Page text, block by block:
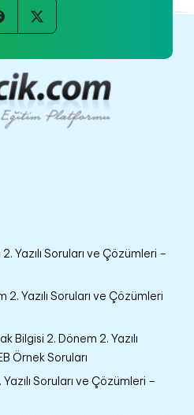
2. Yazılı Soruları ve Çözümleri –
2. Yazılı Soruları ve Çözümleri
Bilgisi 2. Dönem 2. Yazılı
Örnek Soruları
Yazılı Soruları ve Çözümleri –